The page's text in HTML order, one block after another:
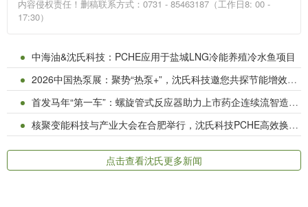
内容侵权责任！删稿联系方式：0731 - 85463187（工作日8: 00 -
17:30）
中海油&沈氏科技：PCHE应用于盐城LNG冷能养殖冷水鱼项目
2026中国热泵展：聚势“热泵+”，沈氏科技邀您共探节能增效之道
首发马年“第一车”：螺旋管式反应器助力上市药企连续流智造升级
核聚变能科技与产业大会在合肥举行，沈氏科技PCHE高效换热点亮清洁能源未来
点击查看沈氏更多新闻